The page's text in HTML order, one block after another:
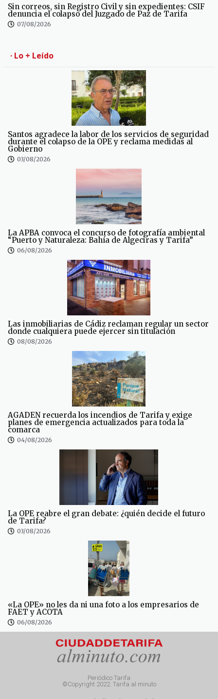
Sin correos, sin Registro Civil y sin expedientes: CSIF
denuncia el colapso del Juzgado de Paz de Tarifa
07/08/2026
· Lo + Leído
Santos agradece la labor de los servicios de seguridad
durante el colapso de la OPE y reclama medidas al
Gobierno
03/08/2026
La APBA convoca el concurso de fotografía ambiental
“Puerto y Naturaleza: Bahía de Algeciras y Tarifa”
06/08/2026
Las inmobiliarias de Cádiz reclaman regular un sector
donde cualquiera puede ejercer sin titulación
08/08/2026
AGADEN recuerda los incendios de Tarifa y exige
planes de emergencia actualizados para toda la
comarca
04/08/2026
La OPE reabre el gran debate: ¿quién decide el futuro
de Tarifa?
03/08/2026
«La OPE» no les da ni una foto a los empresarios de
FAET y ACOTA
06/08/2026
Periódico Tarifa
©Copyright 2022. Tarifa al minuto